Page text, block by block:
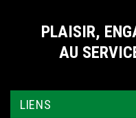
PLAISIR,
AU
LIENS